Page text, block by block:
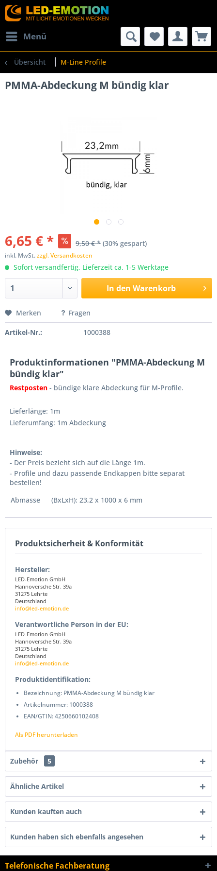
Menü
Übersicht M-Line Profile
PMMA-Abdeckung M bündig klar
6,65 € * 9,50 € * (30% gespart)
inkl. MwSt.zzgl. Versandkosten
Sofort versandfertig, Lieferzeit ca. 1-5 Werktage
In den Warenkorb
Merken Fragen
Artikel-Nr.: 1000388
Produktinformationen "PMMA-Abdeckung M
bündig klar"
Restposten - bündige klare Abdeckung für M-Profile.
Lieferlänge: 1m
Lieferumfang: 1m Abdeckung
Hinweise:
- Der Preis bezieht sich auf die Länge 1m.
- Profile und dazu passende Endkappen bitte separat
bestellen!
Abmasse
(BxLxH): 23,2 x 1000 x 6 mm
Produktsicherheit & Konformität
Hersteller:
LED-Emotion GmbH
Hannoversche Str. 39a
31275 Lehrte
Deutschland
info@led-emotion.de
Verantwortliche Person in der EU:
LED-Emotion GmbH
Hannoversche Str. 39a
31275 Lehrte
Deutschland
info@led-emotion.de
Produktidentifikation:
Bezeichnung: PMMA-Abdeckung M bündig klar
Artikelnummer: 1000388
EAN/GTIN: 4250660102408
Als PDF herunterladen
Zubehör 5
Ähnliche Artikel
Kunden kauften auch
Kunden haben sich ebenfalls angesehen
Telefonische Fachberatung